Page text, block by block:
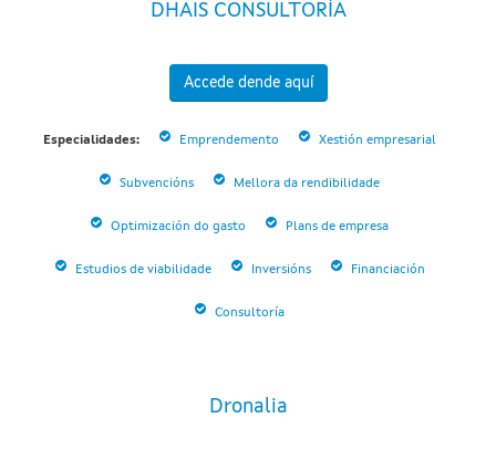
DHAIS CONSULTORÍA
Accede dende aquí
Especialidades: Emprendemento Xestión empresarial
Subvencións Mellora da rendibilidade
Optimización do gasto Plans de empresa
Estudios de viabilidade Inversións Financiación
Consultoría
Dronalia